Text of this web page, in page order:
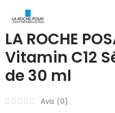
LA ROCHE
Vitamin C12
de 30 ml
Avis (0)